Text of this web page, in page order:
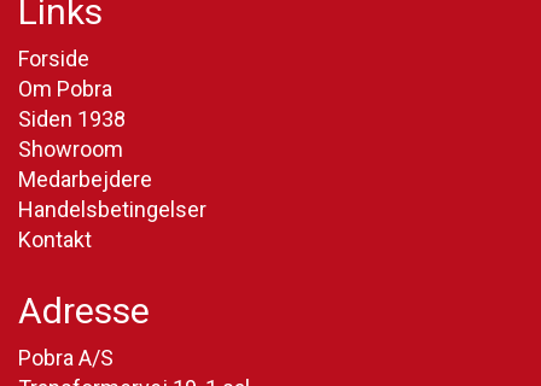
Links
Forside
Om Pobra
Siden 1938
Showroom
Medarbejdere
Handelsbetingelser
Kontakt
Adresse
Pobra A/S